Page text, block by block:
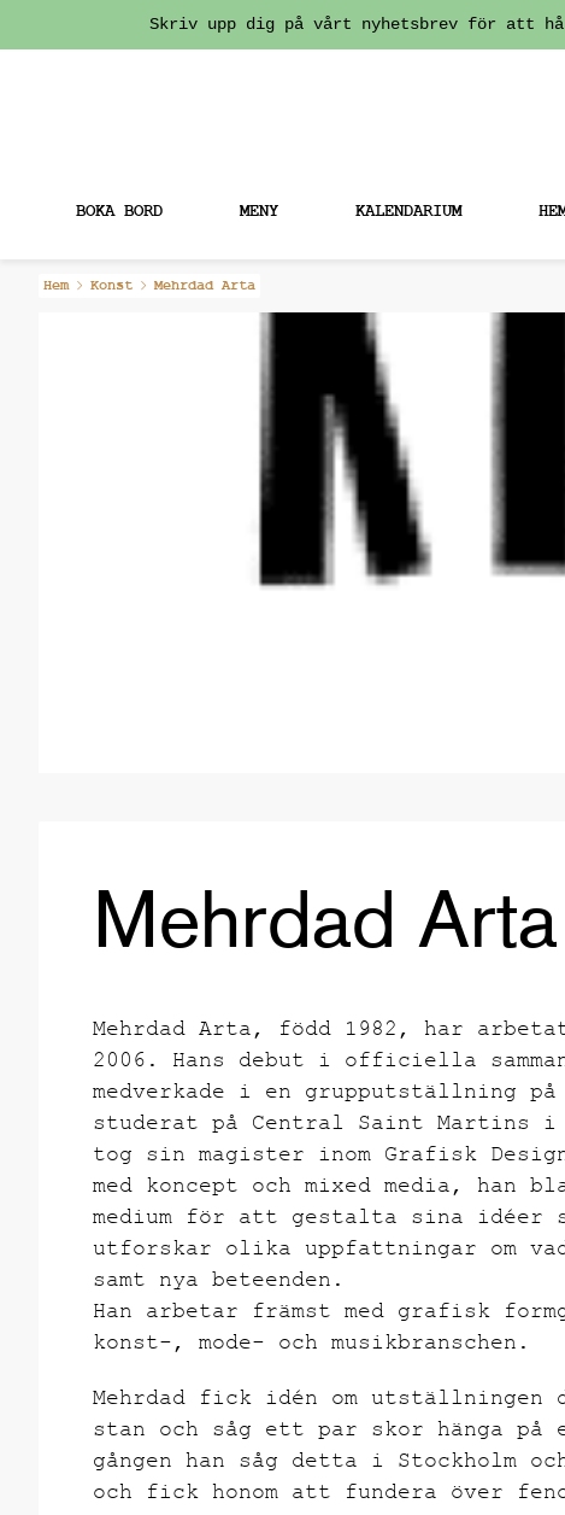
Fortsätt
Skriv upp dig på vårt nyhetsbrev för att
BOKA BORD MENY KALENDARIUM
Hem Konst Mehrdad Arta
Mehrdad Arta
Mehrdad Arta, född 1982, har
2006. Hans debut i officiella
medverkade i en grupputställning
studerat på Central Saint Martins i
tog sin magister inom Grafisk
med koncept och mixed media,
medium för att gestalta sina idéer
utforskar olika uppfattningar om
samt nya beteenden.
Han arbetar främst med grafisk
konst-, mode- och musikbranschen.
Mehrdad fick idén om utställningen
stan och såg ett par skor hänga
gången han såg detta i Stockholm
och fick honom att fundera över